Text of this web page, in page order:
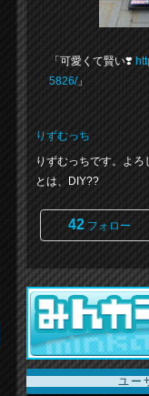
「可愛くて賢い❣️
5826/」
りずむっち
りずむっちです。よろ
とは、DIY??
42フォロー
ユー